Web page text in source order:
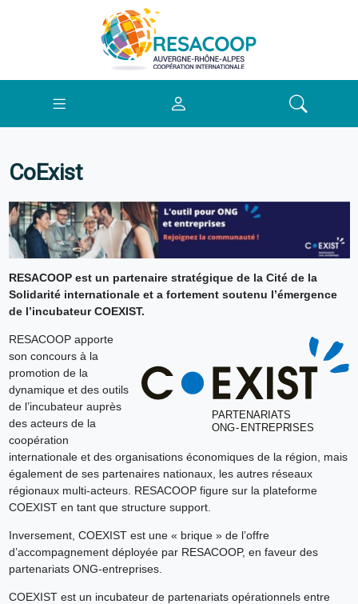
CoExist
RESACOOP est un partenaire stratégique de la Cité de la
Solidarité internationale et a fortement soutenu l’émergence
de l’incubateur COEXIST.
RESACOOP apporte
son concours à la
promotion de la
dynamique et des outils
de l’incubateur auprès
des acteurs de la
coopération
internationale et des organisations économiques de la région, mais
également de ses partenaires nationaux, les autres réseaux
régionaux multi-acteurs. RESACOOP figure sur la plateforme
COEXIST en tant que structure support.
Inversement, COEXIST est une « brique » de l’offre
d’accompagnement déployée par RESACOOP, en faveur des
partenariats ONG-entreprises.
COEXIST est un incubateur de partenariats opérationnels entre